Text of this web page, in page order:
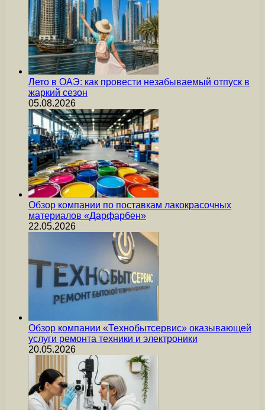
Лето в ОАЭ: как провести незабываемый отпуск в
жаркий сезон
05.08.2026
Обзор компании по поставкам лакокрасочных
материалов «Дарфарбен»
22.05.2026
Обзор компании «Технобытсервис» оказывающей
услуги ремонта техники и электроники
20.05.2026